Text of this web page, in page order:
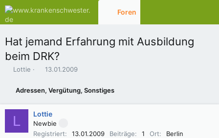
Foren
Hat jemand Erfahrung mit Ausbildung
beim DRK?
E
e
Lottie
E
t
e
l
l
t
13.01.2009
Adressen, Vergütung, Sonstiges
L Lottie
Newbie
Registriert
13.01.2009 Beiträge 1 Ort Berlin